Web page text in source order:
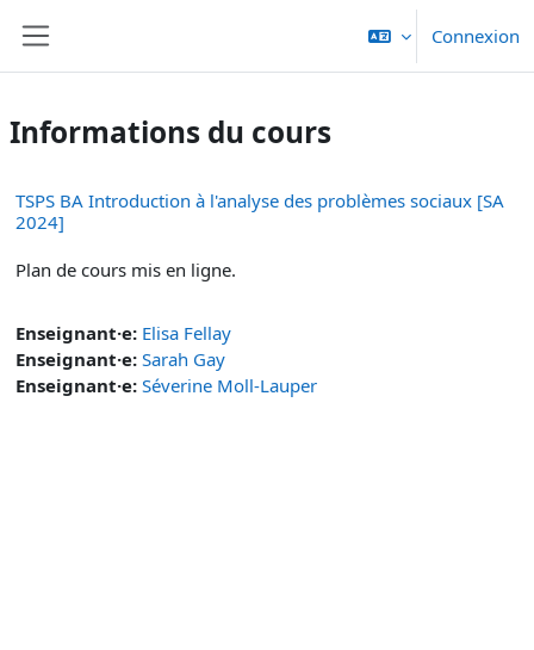
Connexion
Informations du cours
TSPS BA Introduction à l'analyse des problèmes sociaux [SA
2024]
Plan de cours mis en ligne.
Enseignant·e: Elisa Fellay
Enseignant·e: Sarah Gay
Enseignant·e: Séverine Moll-Lauper